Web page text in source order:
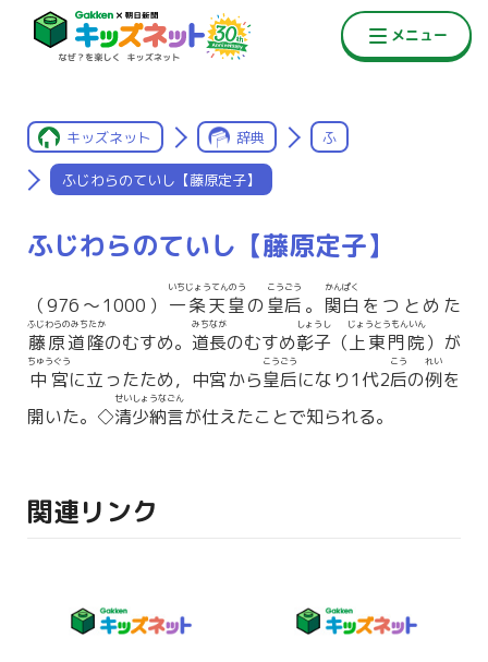
キッズネット 辞典 ふ
ふじわらのていし【藤原定子】
ふじわらのていし【藤原定子】
（976〜1000） 一条天皇
いちじょうてんのう
の皇后
こうごう
。 関白
かんぱく
をつとめた
藤原道隆
ふじわらのみちたか
のむすめ。 道長
みちなが
のむすめ彰子
しょうし
（上東門院
じょうとうもんいん
）が
中宮
ちゅうぐう
に立ったため，中宮から皇后
こうごう
になり1代2后
こう
の例
れい
を
開いた。◇清少納言
せいしょうなごん
が仕えたことで知られる。
関連リンク